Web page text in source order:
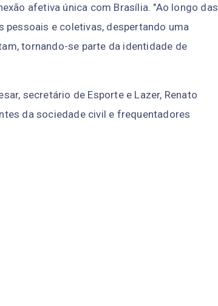
afetiva única com Brasília. "Ao longo das
pessoais e coletivas, despertando uma
tornando-se parte da identidade de
secretário de Esporte e Lazer, Renato
da sociedade civil e frequentadores